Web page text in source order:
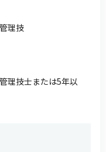
理技
理技士または5年以